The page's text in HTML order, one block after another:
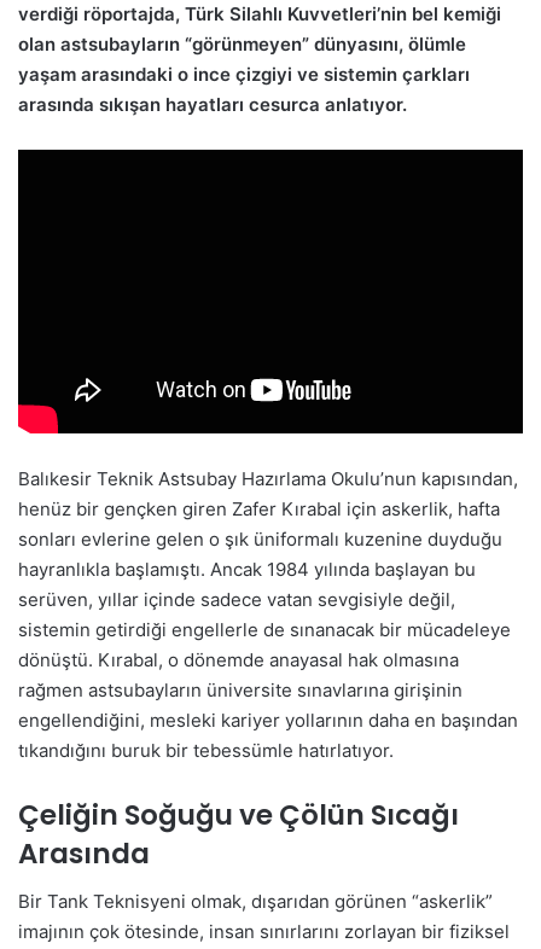
verdiği röportajda, Türk Silahlı Kuvvetleri’nin bel kemiği
olan astsubayların “görünmeyen” dünyasını, ölümle
yaşam arasındaki o ince çizgiyi ve sistemin çarkları
arasında sıkışan hayatları cesurca anlatıyor.
Balıkesir Teknik Astsubay Hazırlama Okulu’nun kapısından,
henüz bir gençken giren Zafer Kırabal için askerlik, hafta
sonları evlerine gelen o şık üniformalı kuzenine duyduğu
hayranlıkla başlamıştı. Ancak 1984 yılında başlayan bu
serüven, yıllar içinde sadece vatan sevgisiyle değil,
sistemin getirdiği engellerle de sınanacak bir mücadeleye
dönüştü. Kırabal, o dönemde anayasal hak olmasına
rağmen astsubayların üniversite sınavlarına girişinin
engellendiğini, mesleki kariyer yollarının daha en başından
tıkandığını buruk bir tebessümle hatırlatıyor.
Çeliğin Soğuğu ve Çölün Sıcağı
Arasında
Bir Tank Teknisyeni olmak, dışarıdan görünen “askerlik”
imajının çok ötesinde, insan sınırlarını zorlayan bir fiziksel